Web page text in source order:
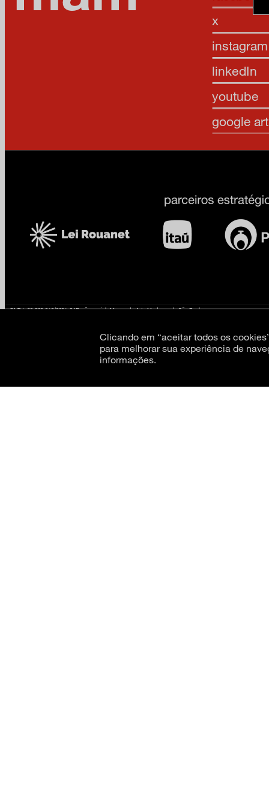
x
instagram
linkedIn
youtube
google
CNPJ: 62.520.218/0001-24Razão social: Museu de Arte Moderna de São Paulo
Clicando em “aceitar todos os
para melhorar sua experiência de
informações.